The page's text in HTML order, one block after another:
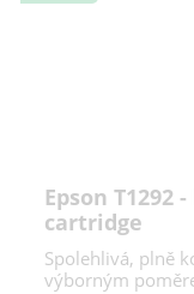
Epson
cartridge
Spolehlivá, plně
výborným